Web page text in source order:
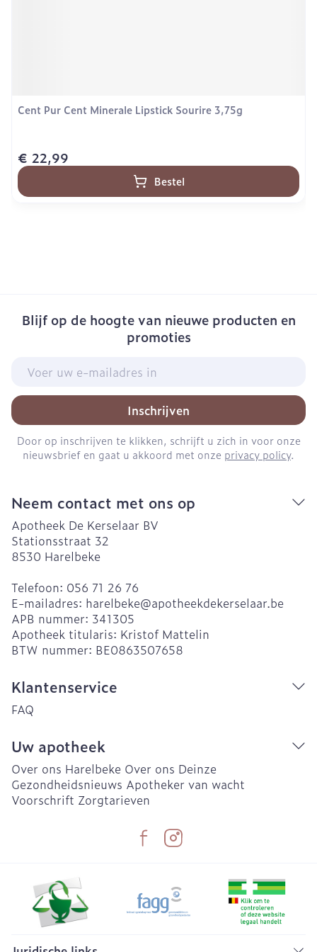
Cent Pur Cent Minerale Lipstick Sourire 3,75g
€ 22,99
Bestel
Blijf op de hoogte van nieuwe producten en
promoties
Inschrijven
Door op inschrijven te klikken, schrijft u zich in voor onze
nieuwsbrief en gaat u akkoord met onze privacy policy.
Neem contact met ons op
Apotheek De Kerselaar BV
Stationsstraat 32
8530 Harelbeke
Telefoon: 056 71 26 76
E-mailadres: harelbeke@apotheekdekerselaar.be
APB nummer: 341305
Apotheek titularis: Kristof Mattelin
BTW nummer: BE0863507658
Klantenservice
FAQ
Uw apotheek
Over ons Harelbeke Over ons Deinze
Gezondheidsnieuws Apotheker van wacht
Voorschrift Zorgtarieven